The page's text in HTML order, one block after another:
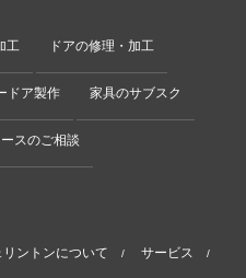
工 ドアの修理・加工
ドア製作 家具のサブスク
スのご相談
リントンについて / サービス /